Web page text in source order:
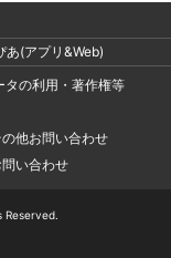
あ(アプリ&Web)
タの利用・著作権等
他お問い合わせ
い合わせ